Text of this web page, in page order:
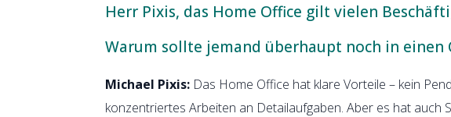
Herr Pixis, das Home Office gilt vielen
Warum sollte jemand überhaupt noch in einen
Michael Pixis: Das Home Office hat klare Vorteile – kein
konzentriertes Arbeiten an Detailaufgaben. Aber es hat auch